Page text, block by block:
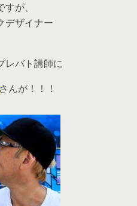
が、
デザイナー
レバト講師に
さんが！！！